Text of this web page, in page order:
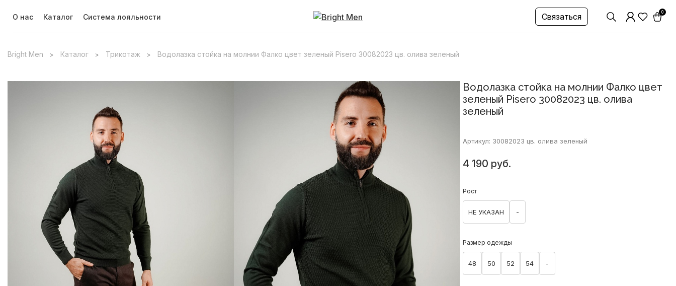
О нас Каталог Система лояльности Связаться 0
Bright Men > Каталог > Трикотаж > Водолазка стойка на молнии Фалко цвет зеленый Pisero 30082023 цв. олива зеленый
Водолазка стойка на молнии Фалко цвет
зеленый Pisero 30082023 цв. олива
зеленый
Артикул: 30082023 цв. олива зеленый
4 190 руб.
Рост
НЕ УКАЗАН -
Размер одежды
48 50 52 54 -